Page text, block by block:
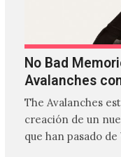
No Bad
Avalanches
The Avalanches
creación de un
que han pasado